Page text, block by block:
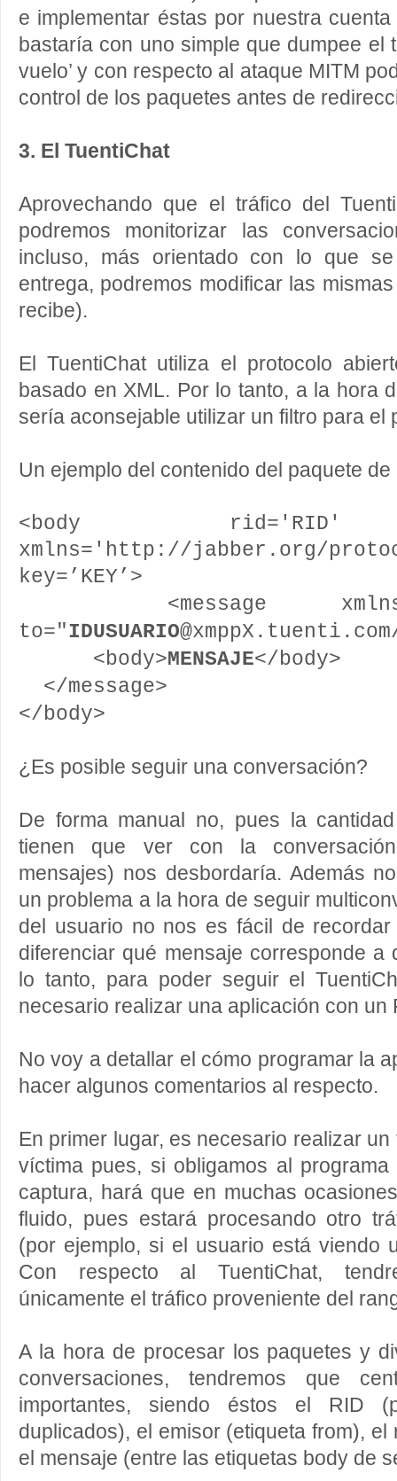
e implementar éstas por nuestra
bastaría con uno simple que dumpee el
vuelo’ y con respecto al ataque MITM
control de los paquetes antes de
3. El TuentiChat
Aprovechando que el tráfico del
podremos monitorizar las
incluso, más orientado con lo que
entrega, podremos modificar las
recibe).
El TuentiChat utiliza el protocolo
basado en XML. Por lo tanto, a la hora
sería aconsejable utilizar un filtro para el
Un ejemplo del contenido del paquete
<body rid='RID'
xmlns='http://jabber.org/
key=’KEY’>
<message
to="IDUSUARIO
<body>MENSAJE</body>
</message>
</body>
¿Es posible seguir una conversación?
De forma manual no, pues la
tienen que ver con la
mensajes) nos desbordaría. Además
un problema a la hora de seguir
del usuario no nos es fácil de
diferenciar qué mensaje corresponde a
lo tanto, para poder seguir el
necesario realizar una aplicación con un
No voy a detallar el cómo programar la
hacer algunos comentarios al respecto.
En primer lugar, es necesario realizar
víctima pues, si obligamos al
captura, hará que en muchas
fluido, pues estará procesando otro
(por ejemplo, si el usuario está viendo
Con respecto al TuentiChat,
únicamente el tráfico proveniente del
A la hora de procesar los paquetes y
conversaciones, tendremos que
importantes, siendo éstos el RID
duplicados), el emisor (etiqueta from), el
el mensaje (entre las etiquetas body de